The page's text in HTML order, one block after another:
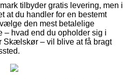
tilbyder gratis levering, men i
at du handler for en bestemt
den mest betalelige
– hvad end du opholder sig i
Skælskør – vil blive at få bragt